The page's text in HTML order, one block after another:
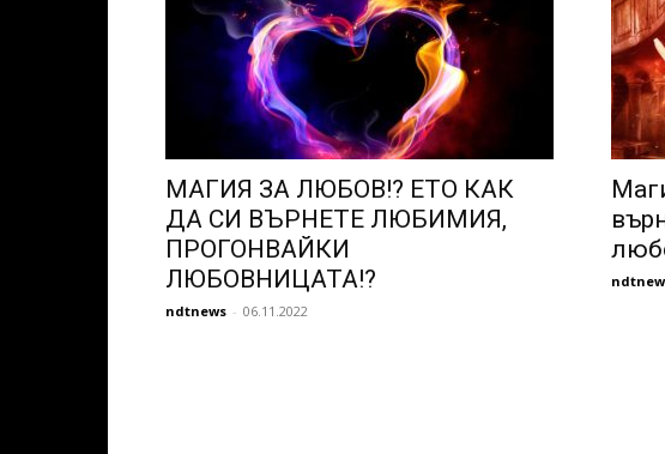
МАГИЯ ЗА ЛЮБОВ!? ЕТО КАК
ДА СИ ВЪРНЕТЕ ЛЮБИМИЯ,
ПРОГОНВАЙКИ
ЛЮБОВНИЦАТА!?
ndtnews - 06.11.2022